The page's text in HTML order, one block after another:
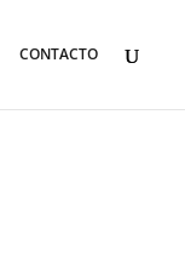
CONTACTO